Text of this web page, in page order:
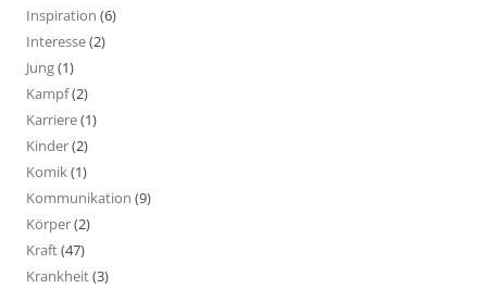
Inspiration (6)
Interesse(2)
Jung(1)
Kampf(2)
Karriere(1)
Kinder(2)
Komik(1)
Kommunikation (9)
Körper(2)
Kraft(47)
Krankheit(3)